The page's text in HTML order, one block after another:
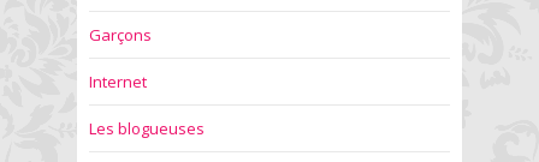
Garçons
Internet
Les blogueuses